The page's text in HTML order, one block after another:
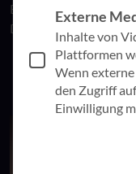
Einführung von
Datenstrategie.
Externe
Inhalte von
Plattformen
Wenn
den Zugriff
Einwilligung